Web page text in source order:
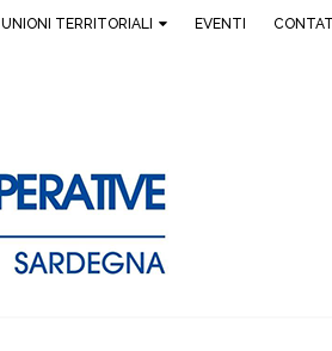
UNIONI TERRITORIALI EVENTI